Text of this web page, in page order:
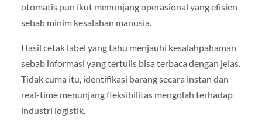
otomatis pun ikut menunjang operasional yang efisien
sebab minim kesalahan manusia.
Hasil cetak label yang tahu menjauhi kesalahpahaman
sebab informasi yang tertulis bisa terbaca dengan jelas.
Tidak cuma itu, identifikasi barang secara instan dan
real-time menunjang fleksibilitas mengolah terhadap
industri logistik.